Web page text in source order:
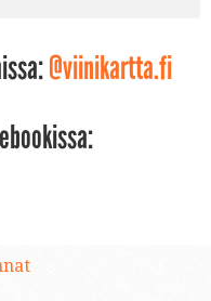
@viinikartta.fi